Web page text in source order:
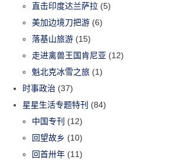
直击印度达兰萨拉 (5)
美加边境刀把游 (6)
落基山旅游 (15)
走进禽兽王国肯尼亚 (12)
魁北克冰雪之旅 (1)
时事政治 (37)
星星生活专题特刊 (84)
中国专刊 (12)
回望故乡 (10)
回首卅年 (11)